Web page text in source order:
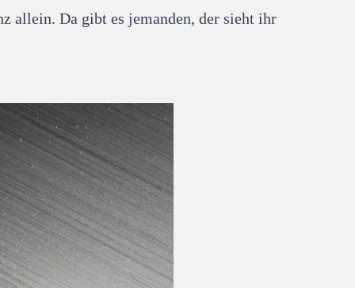
allein. Da gibt es jemanden, der sieht ihr